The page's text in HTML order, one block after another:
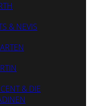
& NEVIS
& DIE